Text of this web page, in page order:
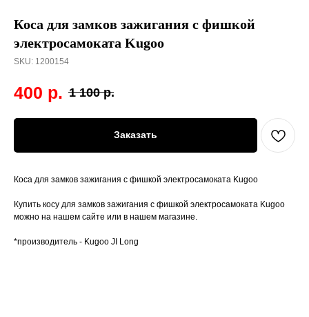
Коса для замков зажигания с фишкой
электросамоката Kugoo
SKU: 1200154
400 р. 1 100 р.
Заказать
Коса для замков зажигания с фишкой электросамоката Kugoo
Купить косу для замков зажигания с фишкой электросамоката Kugoo
можно на нашем сайте или в нашем магазине.
*производитель - Kugoo JI Long